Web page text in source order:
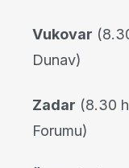
Vukovar
Dunav)
Zadar (8.30
Forumu)